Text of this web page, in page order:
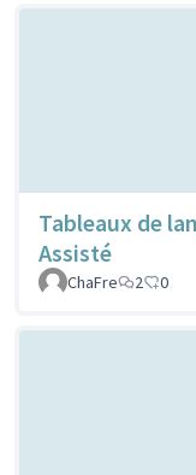
Tableaux de
Assisté
ChaFre
2 0